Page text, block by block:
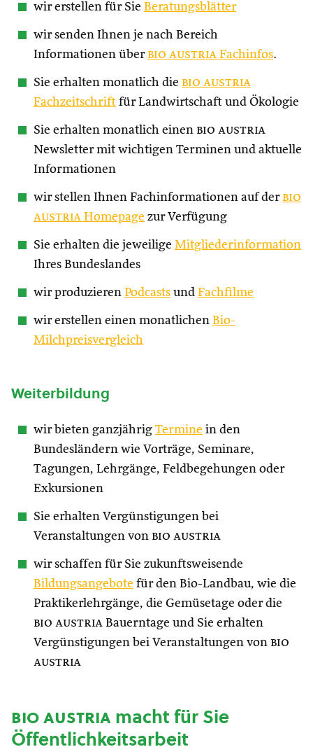
wir erstellen für Sie Beratungsblätter
wir senden Ihnen je nach Bereich
Informationen über bio austria Fachinfos.
Sie erhalten monatlich die bio austria
Fachzeitschrift für Landwirtschaft und Ökologie
Sie erhalten monatlich einen bio austria
Newsletter mit wichtigen Terminen und aktuelle
Informationen
wir stellen Ihnen Fachinformationen auf der bio
austria Homepage zur Verfügung
Sie erhalten die jeweilige Mitgliederinformation
Ihres Bundeslandes
wir produzieren Podcasts und Fachfilme
wir erstellen einen monatlichen Bio-
Milchpreisvergleich
Weiterbildung
wir bieten ganzjährig Termine in den
Bundesländern wie Vorträge, Seminare,
Tagungen, Lehrgänge, Feldbegehungen oder
Exkursionen
Sie erhalten Vergünstigungen bei
Veranstaltungen von bio austria
wir schaffen für Sie zukunftsweisende
Bildungsangebote für den Bio-Landbau, wie die
Praktikerlehrgänge, die Gemüsetage oder die
bio austria Bauerntage und Sie erhalten
Vergünstigungen bei Veranstaltungen von bio
austria
bio austriamacht für Sie
Öffentlichkeitsarbeit